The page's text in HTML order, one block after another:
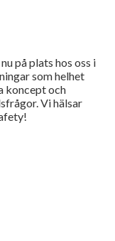
på plats hos oss i
som helhet
koncept och
Vi hälsar